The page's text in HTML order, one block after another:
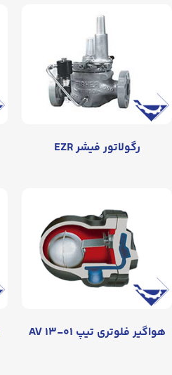
رگولاتور فیشر EZR
هواگیر فلوتری تیپ AV ۱۳-۰۱